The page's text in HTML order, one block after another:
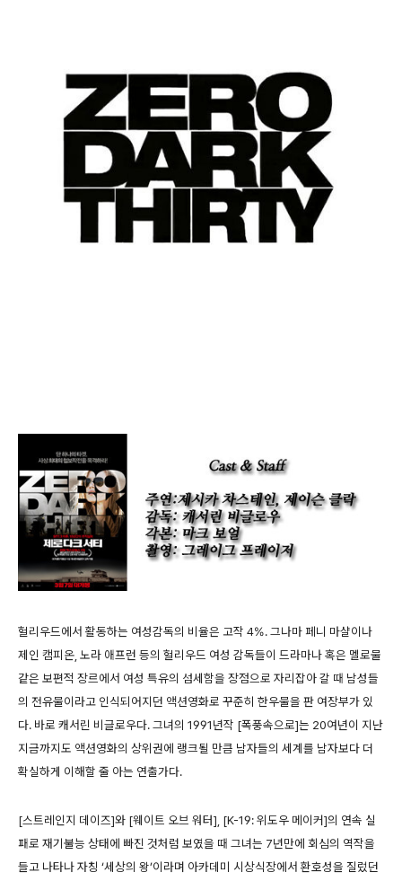
헐리우드에서 활동하는 여성감독의 비율은 고작 4%. 그나마 페니 마샬이나
제인 캠피온, 노라 애프런 등의 헐리우드 여성 감독들이 드라마나 혹은 멜로물
같은 보편적 장르에서 여성 특유의 섬세함을 장점으로 자리잡아 갈 때 남성들
의 전유물이라고 인식되어지던 액션영화로 꾸준히 한우물을 판 여장부가 있
다. 바로 캐서린 비글로우다. 그녀의 1991년작 [폭풍속으로]는 20여년이 지난
지금까지도 액션영화의 상위권에 랭크될 만큼 남자들의 세계를 남자보다 더
확실하게 이해할 줄 아는 연출가다.
[스트레인지 데이즈]와 [웨이트 오브 워터], [K-19: 위도우 메이커]의 연속 실
패로 재기불능 상태에 빠진 것처럼 보였을 때 그녀는 7년만에 회심의 역작을
들고 나타나 자칭 ‘세상의 왕’이라며 아카데미 시상식장에서 환호성을 질렀던